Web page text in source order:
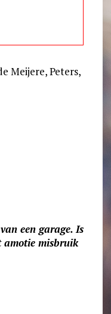
Meijere, Peters,
een garage. Is
amotie misbruik